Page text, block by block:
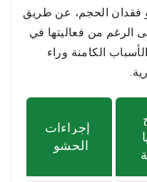
فقدان الحجم، عن طريق
من فعاليتها في
الأسباب الكامنة وراء
إجراءات
الحشو